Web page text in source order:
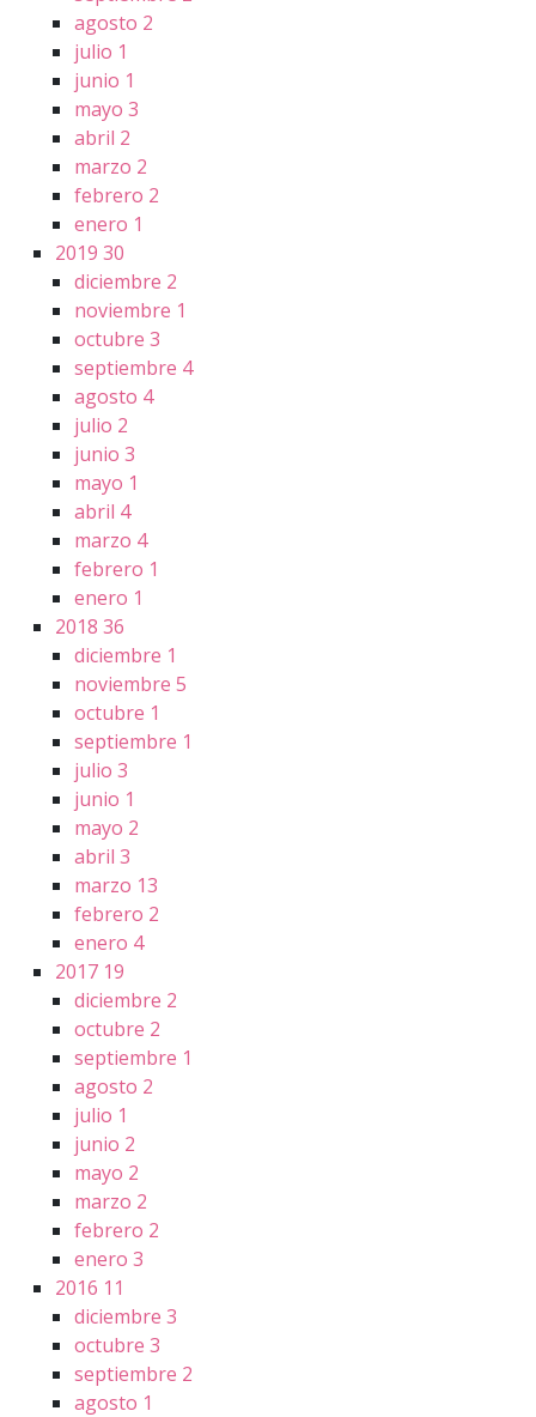
agosto 2
julio 1
junio 1
mayo 3
abril 2
marzo 2
febrero 2
enero 1
2019 30
diciembre 2
noviembre 1
octubre 3
septiembre 4
agosto 4
julio 2
junio 3
mayo 1
abril 4
marzo 4
febrero 1
enero 1
2018 36
diciembre 1
noviembre 5
octubre 1
septiembre 1
julio 3
junio 1
mayo 2
abril 3
marzo 13
febrero 2
enero 4
2017 19
diciembre 2
octubre 2
septiembre 1
agosto 2
julio 1
junio 2
mayo 2
marzo 2
febrero 2
enero 3
2016 11
diciembre 3
octubre 3
septiembre 2
agosto 1